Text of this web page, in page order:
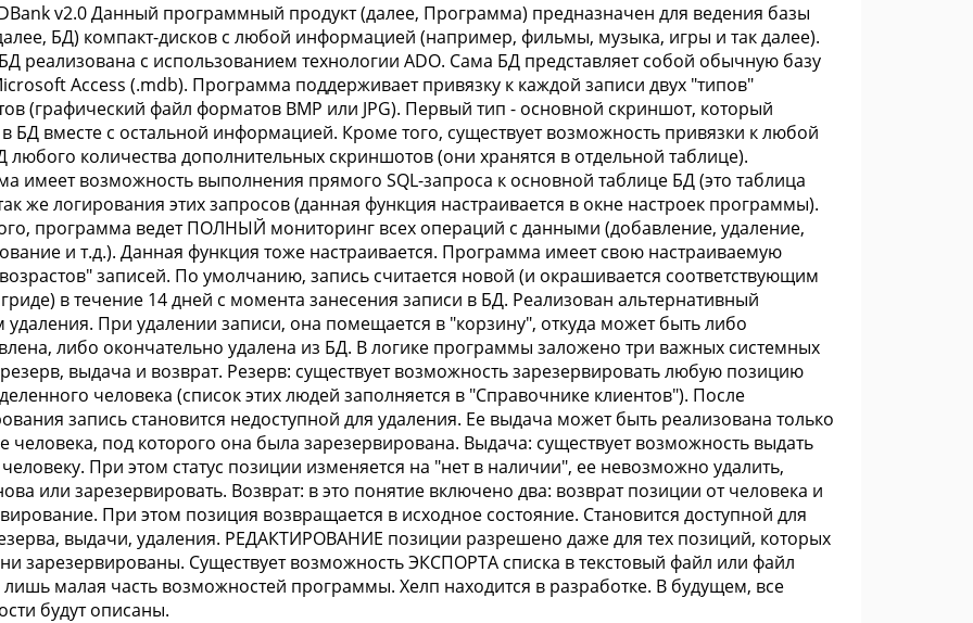
v2.0 Данный программный продукт (далее, Программа) предназначен для ведения базы
БД) компакт-дисков с любой информацией (например, фильмы, музыка, игры и так далее).
реализована с использованием технологии ADO. Сама БД представляет собой обычную базу
Access (.mdb). Программа поддерживает привязку к каждой записи двух "типов"
(графический файл форматов BMP или JPG). Первый тип - основной скриншот, который
в БД вместе с остальной информацией. Кроме того, существует возможность привязки к любой
любого количества дополнительных скриншотов (они хранятся в отдельной таблице).
имеет возможность выполнения прямого SQL-запроса к основной таблице БД (это таблица
же логирования этих запросов (данная функция настраивается в окне настроек программы).
программа ведет ПОЛНЫЙ мониторинг всех операций с данными (добавление, удаление,
и т.д.). Данная функция тоже настраивается. Программа имеет свою настраиваемую
записей. По умолчанию, запись считается новой (и окрашивается соответствующим
в течение 14 дней с момента занесения записи в БД. Реализован альтернативный
удаления. При удалении записи, она помещается в "корзину", откуда может быть либо
либо окончательно удалена из БД. В логике программы заложено три важных системных
выдача и возврат. Резерв: существует возможность зарезервировать любую позицию
человека (список этих людей заполняется в "Справочнике клиентов"). После
запись становится недоступной для удаления. Ее выдача может быть реализована только
человека, под которого она была зарезервирована. Выдача: существует возможность выдать
При этом статус позиции изменяется на "нет в наличии", ее невозможно удалить,
или зарезервировать. Возврат: в это понятие включено два: возврат позиции от человека и
При этом позиция возвращается в исходное состояние. Становится доступной для
выдачи, удаления. РЕДАКТИРОВАНИЕ позиции разрешено даже для тех позиций, которых
зарезервированы. Существует возможность ЭКСПОРТА списка в текстовый файл или файл
лишь малая часть возможностей программы. Хелп находится в разработке. В будущем, все
будут описаны.